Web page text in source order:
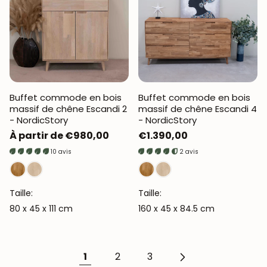
Buffet commode en bois
massif de chêne Escandi 2
- NordicStory
Prix
habituel
À partir de €980,00
10 avis
Taille:
80 x 45 x 111 cm
Buffet commode en bois
massif de chêne Escandi 4
- NordicStory
Prix
habituel
€1.390,00
2 avis
Taille:
160 x 45 x 84.5 cm
1 2 3